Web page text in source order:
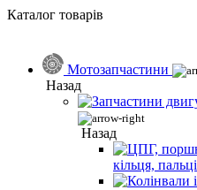
Каталог товарів
Мотозапчастини
Назад
Назад
кільця, пальці